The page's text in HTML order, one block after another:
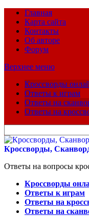
Главная
Карта сайта
Контакты
Об авторе
Форум
Верхнее меню
Кроссворды
Ответы к играм
Ответы на
Ответы на
для:
Кроссворды,
Ответы на вопросы
Кроссворды
Ответы к играм
Ответы на
Ответы на